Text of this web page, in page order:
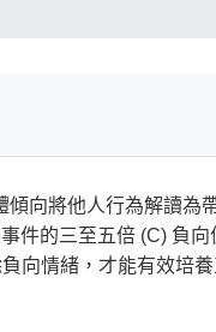
傾向將他人行為解讀為
件的三至五倍 (C) 負向
向情緒，才能有效培養